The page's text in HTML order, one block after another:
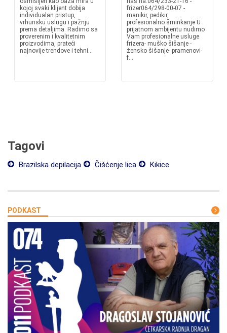
kojoj svaki klijent dobija
individualan pristup,
vrhunsku uslugu i pažnju
prema detaljima. Radimo sa
proverenim i kvalitetnim
proizvodima, prateći
najnovije trendove i tehni...
frizer064/298-00-07 -
manikir, pedikir,
profesionalno šminkanje U
prijatnom ambijentu nudimo
Vam profesionalne usluge
frizera- muško šišanje -
žensko šišanje- pramenovi-
f...
Tagovi
Brazilska depilacija Čišćenje lica Kikice
PODKAST